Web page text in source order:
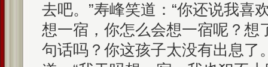
去吧。”寿峰笑道：“你还说我喜
想一宿，你怎么会想一宿呢？想
句话吗？你这孩子太没有出息了